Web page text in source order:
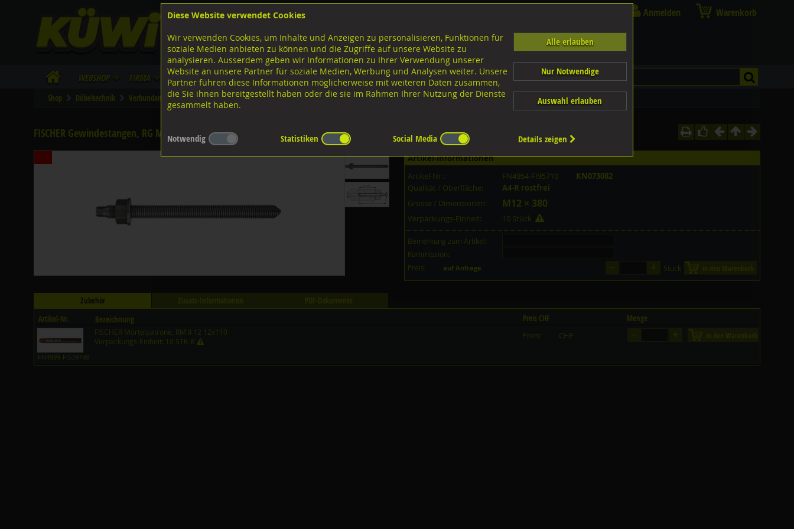
Lagerstrasse 8
Tel. 043 455 20 30
FB
IG
WebShop Firma Lieferinfo Infos/Downloads
Anmelden Warenkorb
Shop Dübeltechnik Verbundankersysteme Diverse Ausführungen Verbundankersysteme Ankerstangen A4-R rostfrei
FISCHER Gewindestangen, RG M A4-R rostfrei M12x380
Artikel-Informationen
Artikel-Nr.:
FN4954-FI95710
KN073082
Qualität / Oberfläche:
A4-R rostfrei
Grösse / Dimensionen:
M12 × 380
Verpackungs-Einheit: 10 Stück
Bemerkung zum Artikel:
Kommission:
Preis:
auf Anfrage Stück
Zubehör
Artikel-Nr.
Bezeichnung Preis CHF Menge
FN4999-FI539798
FISCHER Mörtelpatrone, RM II 12 12x110
Verpackungs-Einheit: 10 STK-B
Preis: CHF
Diese Website verwendet Cookies
Wir verwenden Cookies, um Inhalte und Anzeigen zu personalisieren, Funktionen für
soziale Medien anbieten zu können und die Zugriffe auf unsere Website zu
analysieren. Ausserdem geben wir Informationen zu Ihrer Verwendung unserer
Website an unsere Partner für soziale Medien, Werbung und Analysen weiter. Unsere
Partner führen diese Informationen möglicherweise mit weiteren Daten zusammen,
die Sie ihnen bereitgestellt haben oder die sie im Rahmen Ihrer Nutzung der Dienste
gesammelt haben.
Alle erlauben
Nur Notwendige
Auswahl erlauben
Notwendig Statistiken Social Media Details zeigen